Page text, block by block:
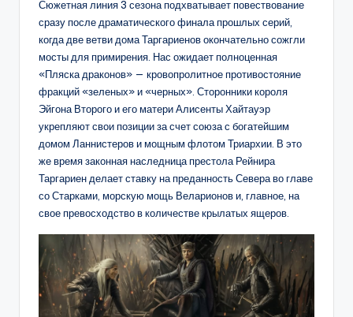
Сюжетная линия 3 сезона подхватывает повествование
сразу после драматического финала прошлых серий,
когда две ветви дома Таргариенов окончательно сожгли
мосты для примирения. Нас ожидает полноценная
«Пляска драконов» — кровопролитное противостояние
фракций «зеленых» и «черных». Сторонники короля
Эйгона Второго и его матери Алисенты Хайтауэр
укрепляют свои позиции за счет союза с богатейшим
домом Ланнистеров и мощным флотом Триархии. В это
же время законная наследница престола Рейнира
Таргариен делает ставку на преданность Севера во главе
со Старками, морскую мощь Веларионов и, главное, на
свое превосходство в количестве крылатых ящеров.